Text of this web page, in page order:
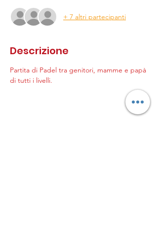
+ 7 altri partecipanti
Descrizione
Partita di Padel tra genitori, mamme e papà
di tutti i livelli.